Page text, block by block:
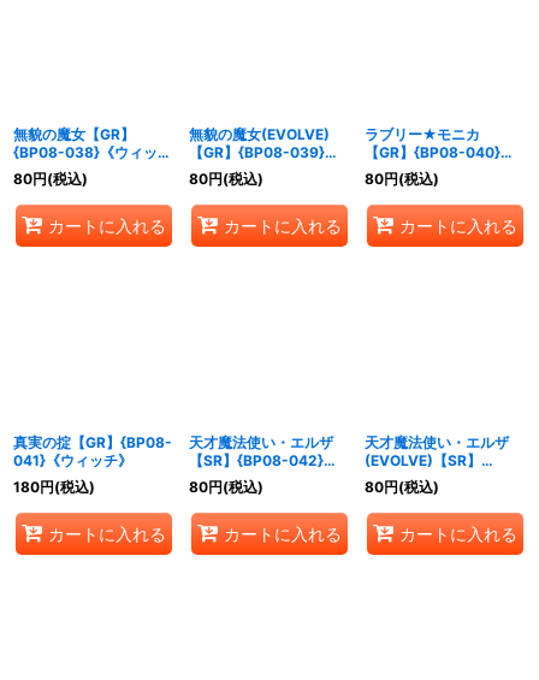
無貌の魔女【GR】
{BP08-038}《ウィッ
チ》
80円(税込)
カートに入れる
無貌の魔女(EVOLVE)
【GR】{BP08-039}
《ウィッチ》
80円(税込)
カートに入れる
ラブリー★モニカ
【GR】{BP08-040}
《ウィッチ》
80円(税込)
カートに入れる
真実の掟【GR】{BP08-
041}《ウィッチ》
180円(税込)
カートに入れる
天才魔法使い・エルザ
【SR】{BP08-042}
《ウィッチ》
80円(税込)
カートに入れる
天才魔法使い・エルザ
(EVOLVE)【SR】
{BP08-043}《ウィッ
チ》
80円(税込)
カートに入れる